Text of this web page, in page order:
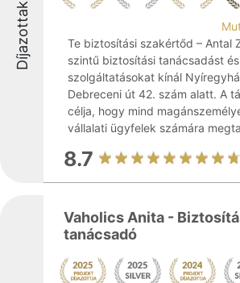
Díjazottak
Te biztosítási szakértőd – Antal
szintű biztosítási tanácsadást
szolgáltatásokat kínál
Debreceni út 42. szám alatt. A
célja, hogy mind
vállalati ügyfelek számára
8.7
Vaholics Anita -
tanácsadó